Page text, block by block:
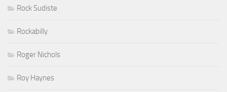
Rock Sudiste
Rockabilly
Roger Nichols
Roy Haynes